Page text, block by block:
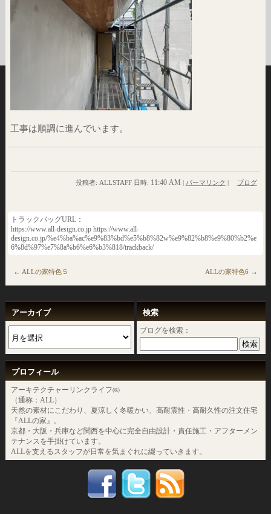
工事は順調に進んでいます。
投稿者: ALLSTAFF 日時: 11:40 AM | パーマリンク | ブログ
トラックバッグURL：
https://www.all-design.co.jp https://www.all-
design.co.jp/%e4%ba%ac%e9%83%bd%e5%b8%82w%e9%82%b8%e9%80%b2%e
6%8d%97%e7%8a%b6%e6%b3%818/trackback/
← ALLの家特色５ ALLの家特色6 →
アーカイブ 検索
ブログを検索：
プロフィール
アーキテクチャーリンクライフ㈱
（通称：ALL）
天然の素材にこだわり、夏涼しく冬暖かい、高耐震性・高耐久性の注文住宅
『ALLの家』。
京都・大阪・兵庫など関西を中心に完全自由設計・責任施工・アフターメン
テナンスを手掛けています。
ALLを支えるスタッフが日常を気まぐれに綴っていきます。